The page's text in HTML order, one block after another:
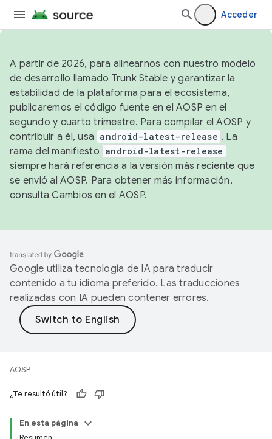
Acceder
A partir de 2026, para alinearnos con nuestro modelo
de desarrollo llamado Trunk Stable y garantizar la
estabilidad de la plataforma para el ecosistema,
publicaremos el código fuente en el AOSP en el
segundo y cuarto trimestre. Para compilar el AOSP y
contribuir a él, usa android-latest-release . La
rama del manifiesto android-latest-release
siempre hará referencia a la versión más reciente que
se envió al AOSP. Para obtener más información,
consultaCambios en el AOSP.
Google utiliza tecnología de IA para traducir
contenido a tu idioma preferido. Las traducciones
realizadas con IA pueden contener errores.
AOSP
¿Te resultó útil?
En esta página